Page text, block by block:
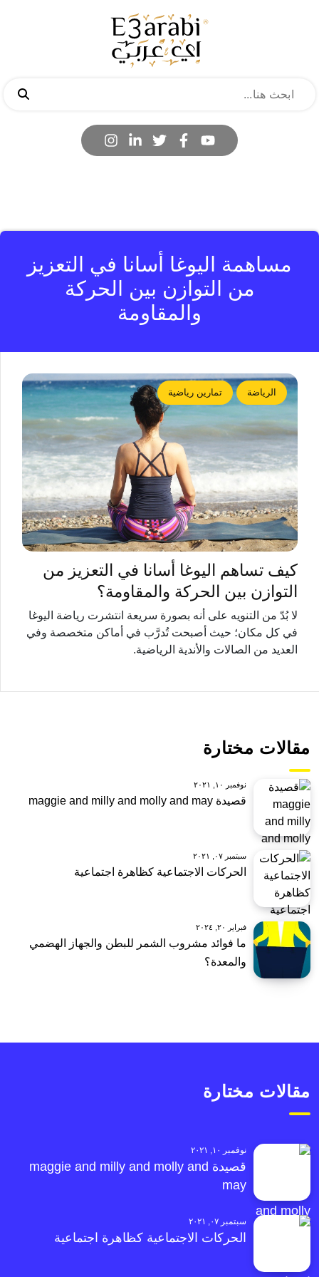
مساهمة اليوغا أسانا في التعزيز
من التوازن بين الحركة
والمقاومة
الرياضة تمارين رياضية
كيف تساهم اليوغا أسانا في التعزيز من
التوازن بين الحركة والمقاومة؟
لا بُدّ من التنويه على أنه بصورة سريعة انتشرت رياضة اليوغا
في كل مكان؛ حيث أصبحت تُدرَّب في أماكن متخصصة وفي
العديد من الصالات والأندية الرياضية.
مقالات مختارة
نوفمبر ١٠, ٢٠٢١
قصيدة maggie and milly and molly and may
سبتمبر ٠٧, ٢٠٢١
الحركات الاجتماعية كظاهرة اجتماعية
فبراير ٢٠, ٢٠٢٤
ما فوائد مشروب الشمر للبطن والجهاز الهضمي
والمعدة؟
مقالات مختارة
نوفمبر ١٠, ٢٠٢١
قصيدة maggie and milly and molly and
may
سبتمبر ٠٧, ٢٠٢١
الحركات الاجتماعية كظاهرة اجتماعية